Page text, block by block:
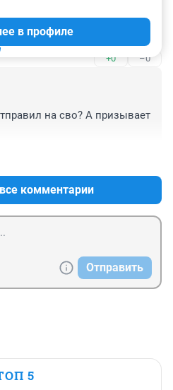
+0 –0
в профиле
на сво? А призывает
комментарии
Отправить
5